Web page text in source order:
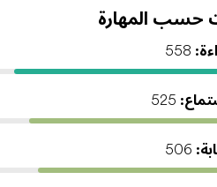
حسب المهارة
558
525
506